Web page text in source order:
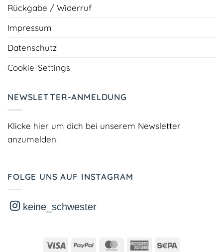
Rückgabe / Widerruf
Impressum
Datenschutz
Cookie-Settings
NEWSLETTER-ANMELDUNG
Klicke hier um dich bei unserem Newsletter
anzumelden.
FOLGE UNS AUF INSTAGRAM
keine_schwester
Visa PayPal MasterCardAmerican